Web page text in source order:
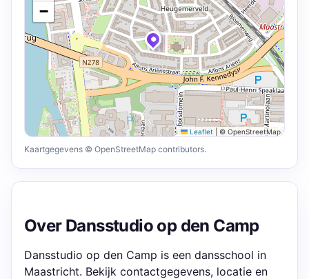
−
Leaflet © OpenStreetMap
Kaartgegevens © OpenStreetMap contributors.
Over Dansstudio op den Camp
Dansstudio op den Camp is een dansschool in
Maastricht. Bekijk contactgegevens, locatie en